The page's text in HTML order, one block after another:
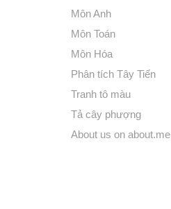
Môn Anh
Môn Toán
Môn Hóa
Phân tích Tây Tiến
Tranh tô màu
Tả cây phượng
About us on about.me